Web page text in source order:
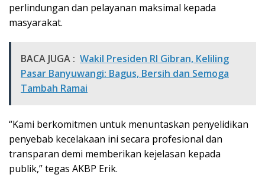
perlindungan dan pelayanan maksimal kepada
masyarakat.
BACA JUGA : Wakil Presiden RI Gibran, Keliling
Pasar Banyuwangi: Bagus, Bersih dan Semoga
Tambah Ramai
“Kami berkomitmen untuk menuntaskan penyelidikan
penyebab kecelakaan ini secara profesional dan
transparan demi memberikan kejelasan kepada
publik,” tegas AKBP Erik.